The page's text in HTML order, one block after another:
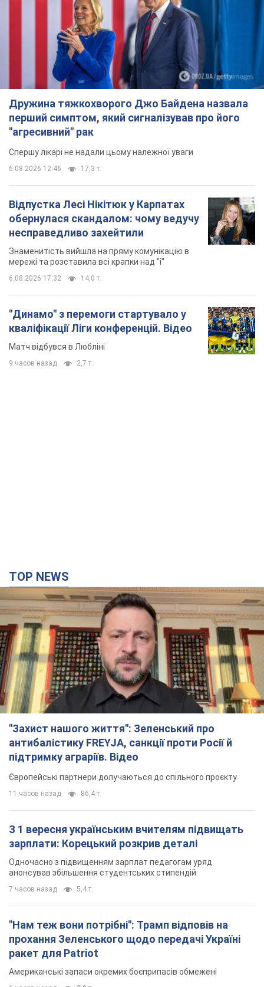
Дружина тяжкохворого Джо Байдена назвала
перший симптом, який сигналізував про його
"агресивний" рак
Спершу лікарі не надали цьому належної уваги
6.08.2026 12:46 17,3 т.
Відпустка Лесі Нікітюк у Карпатах
обернулася скандалом: чому ведучу
несправедливо захейтили
Знаменитість вийшла на пряму комунікацію в
мережі та розставила всі крапки над "і"
6.08.2026 17:32 14,0 т.
"Динамо" з перемоги стартувало у
кваліфікації Ліги конференцій. Відео
Матч відбувся в Любліні
9 часов назад 2,7 т.
TOP NEWS
"Захист нашого життя": Зеленський про
антибалістику FREYJA, санкції проти Росії й
підтримку аграріїв. Відео
Європейські партнери долучаються до спільного проєкту
11 часов назад 86,4 т.
З 1 вересня українським вчителям підвищать
зарплати: Корецький розкрив деталі
Одночасно з підвищенням зарплат педагогам уряд
анонсував збільшення студентських стипендій
7 часов назад 5,4 т.
"Нам теж вони потрібні": Трамп відповів на
прохання Зеленського щодо передачі Україні
ракет для Patriot
Американські запаси окремих боєприпасів обмежені